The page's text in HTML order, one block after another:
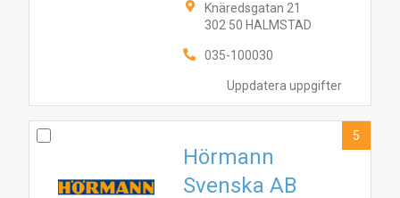
Uppdatera uppgifter
Knäredsgatan 21
302 50 HALMSTAD
035-100030
Hörmann
Svenska AB
5